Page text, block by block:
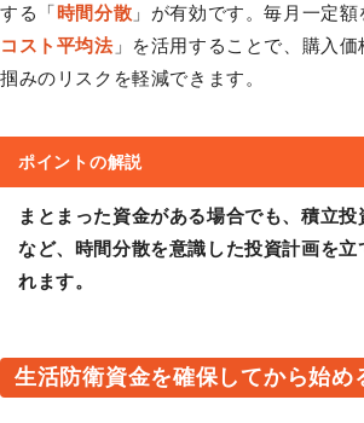
する「時間分散 」が有効です。毎月一定
コスト平均法」を活用することで、購入
掴みのリスクを軽減できます。
ポイントの解説
まとまった資金がある場合でも、積立
など、時間分散を意識した投資計画を立
れます。
生活防衛資金を確保してから始め